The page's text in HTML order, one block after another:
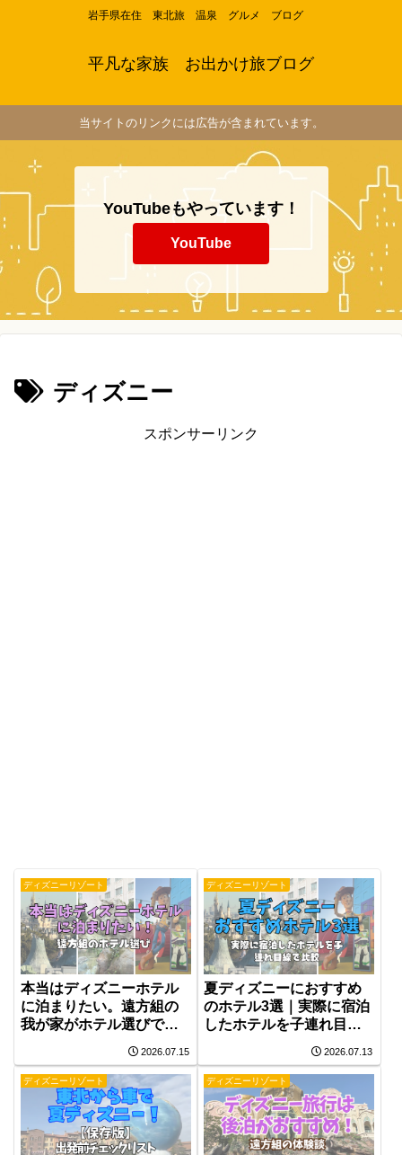
岩手県在住 東北旅 温泉 グルメ ブログ
平凡な家族 お出かけ旅ブログ
当サイトのリンクには広告が含まれています。
YouTubeもやっています！
YouTube
ディズニー
スポンサーリンク
ディズニーリゾート
本当はディズニーホテル
に泊まりたい。遠方組の
我が家がホテル選びで大
2026.07.15
ディズニーリゾート
夏ディズニーにおすすめ
のホテル3選｜実際に宿泊
したホテルを子連れ目線
2026.07.13
ディズニーリゾート ディズニーリゾート